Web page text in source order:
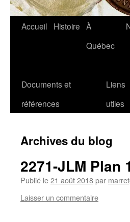
Accueil Histoire À
Québec
Documents et
références
Liens
utiles
Archives du blog
2271-JLM Plan
Publié le21 août 2018par
Laisser un commentaire